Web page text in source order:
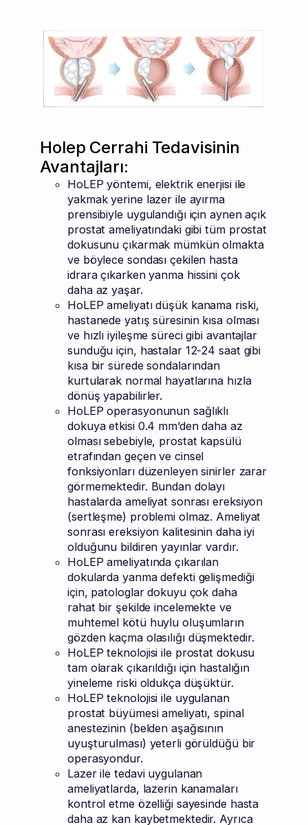
Holep Cerrahi Tedavisinin
Avantajları:
HoLEP yöntemi, elektrik enerjisi ile
yakmak yerine lazer ile ayırma
prensibiyle uygulandığı için aynen açık
prostat ameliyatındaki gibi tüm prostat
dokusunu çıkarmak mümkün olmakta
ve böylece sondası çekilen hasta
idrara çıkarken yanma hissini çok
daha az yaşar.
HoLEP ameliyatı düşük kanama riski,
hastanede yatış süresinin kısa olması
ve hızlı iyileşme süreci gibi avantajlar
sunduğu için, hastalar 12-24 saat gibi
kısa bir sürede sondalarından
kurtularak normal hayatlarına hızla
dönüş yapabilirler.
HoLEP operasyonunun sağlıklı
dokuya etkisi 0.4 mm’den daha az
olması sebebiyle, prostat kapsülü
etrafından geçen ve cinsel
fonksiyonları düzenleyen sinirler zarar
görmemektedir. Bundan dolayı
hastalarda ameliyat sonrası ereksiyon
(sertleşme) problemi olmaz. Ameliyat
sonrası ereksiyon kalitesinin daha iyi
olduğunu bildiren yayınlar vardır.
HoLEP ameliyatında çıkarılan
dokularda yanma defekti gelişmediği
için, patologlar dokuyu çok daha
rahat bir şekilde incelemekte ve
muhtemel kötü huylu oluşumların
gözden kaçma olasılığı düşmektedir.
HoLEP teknolojisi ile prostat dokusu
tam olarak çıkarıldığı için hastalığın
yineleme riski oldukça düşüktür.
HoLEP teknolojisi ile uygulanan
prostat büyümesi ameliyatı, spinal
anestezinin (belden aşağısının
uyuşturulması) yeterli görüldüğü bir
operasyondur.
Lazer ile tedavi uygulanan
ameliyatlarda, lazerin kanamaları
kontrol etme özelliği sayesinde hasta
daha az kan kaybetmektedir. Ayrıca